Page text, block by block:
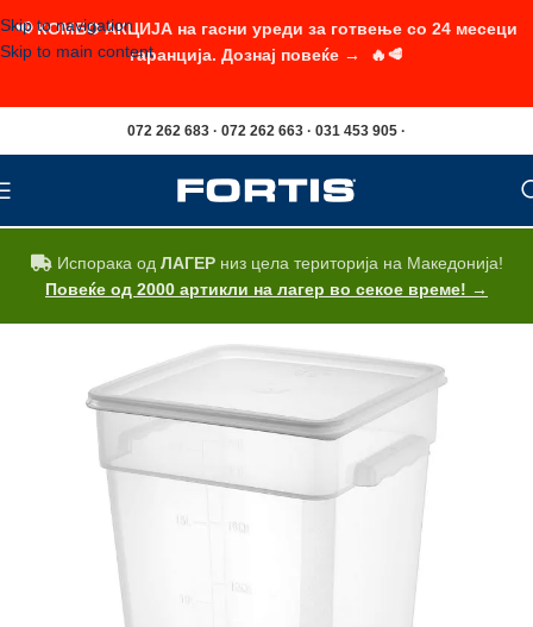
Skip to navigation
Skip to main content
072 262 683 · 072 262 663 · 031 453 905 ·
Испорака од ЛАГЕРниз цела територија на Македонија!
Повеќе од 2000 артикли на лагер во секое време! →
📢 КОМБО АКЦИЈА на гасни уреди за готвење со 24 месеци
гаранција. Дознај повеќе → 🔥🥩